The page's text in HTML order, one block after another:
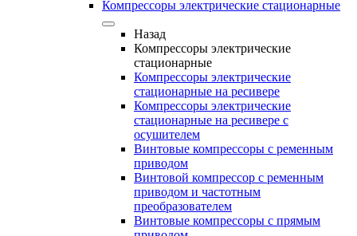
Компрессоры электрические стационарные
Назад
Компрессоры электрические
стационарные
Компрессоры электрические
стационарные на ресивере
Компрессоры электрические
стационарные на ресивере с
осушителем
Винтовые компрессоры с ременным
приводом
Винтовой компрессор с ременным
приводом и частотным
преобразователем
Винтовые компрессоры с прямым